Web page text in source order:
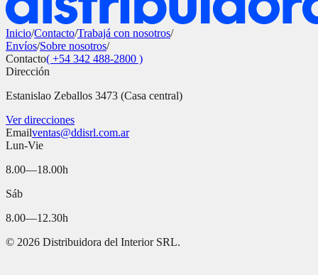
Inicio/Contacto/Trabajá con nosotros/
Envíos/Sobre nosotros/
Contacto( +54 342 488-2800 )
Dirección
Estanislao Zeballos 3473 (Casa central)
Ver direcciones
Emailventas@ddisrl.com.ar
Lun-Vie
8.00—18.00h
Sáb
8.00—12.30h
© 2026 Distribuidora del Interior SRL.